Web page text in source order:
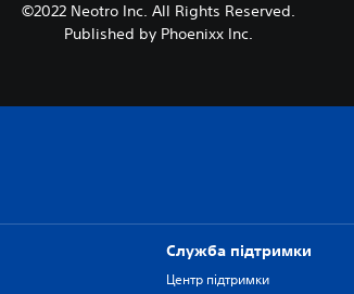
©2022 Neotro Inc. All Rights Reserved.
Published by Phoenixx Inc.
Служба підтримки
Центр підтримки